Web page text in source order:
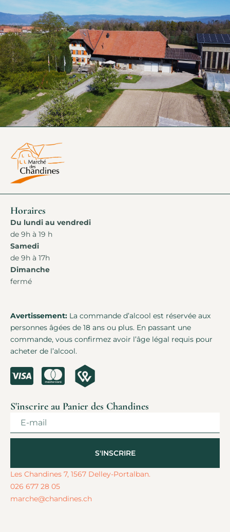
Horaires
Du lundi au vendredi
de 9h à 19 h
Samedi
de 9h à 17h
Dimanche
fermé
Avertissement: La commande d’alcool est réservée aux
personnes âgées de 18 ans ou plus. En passant une
commande, vous confirmez avoir l’âge légal requis pour
acheter de l’alcool.
S'inscrire au Panier des Chandines
S'INSCRIRE
Alternative:
Les Chandines 7, 1567 Delley-Portalban.
026 677 28 05
marche@chandines.ch